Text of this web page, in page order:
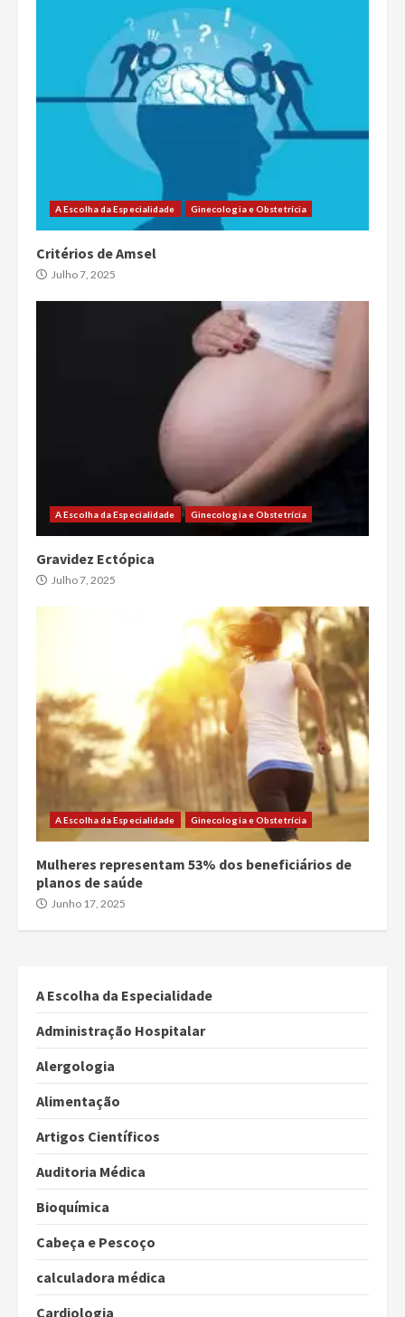
A Escolha da Especialidade Ginecologia e Obstetrícia
Critérios de Amsel
Julho 7, 2025
A Escolha da Especialidade Ginecologia e Obstetrícia
Gravidez Ectópica
Julho 7, 2025
A Escolha da Especialidade Ginecologia e Obstetrícia
Mulheres representam 53% dos beneficiários de
planos de saúde
Junho 17, 2025
A Escolha da Especialidade
Administração Hospitalar
Alergologia
Alimentação
Artigos Científicos
Auditoria Médica
Bioquímica
Cabeça e Pescoço
calculadora médica
Cardiologia